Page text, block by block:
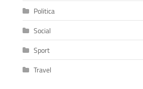
Politica
Social
Sport
Travel